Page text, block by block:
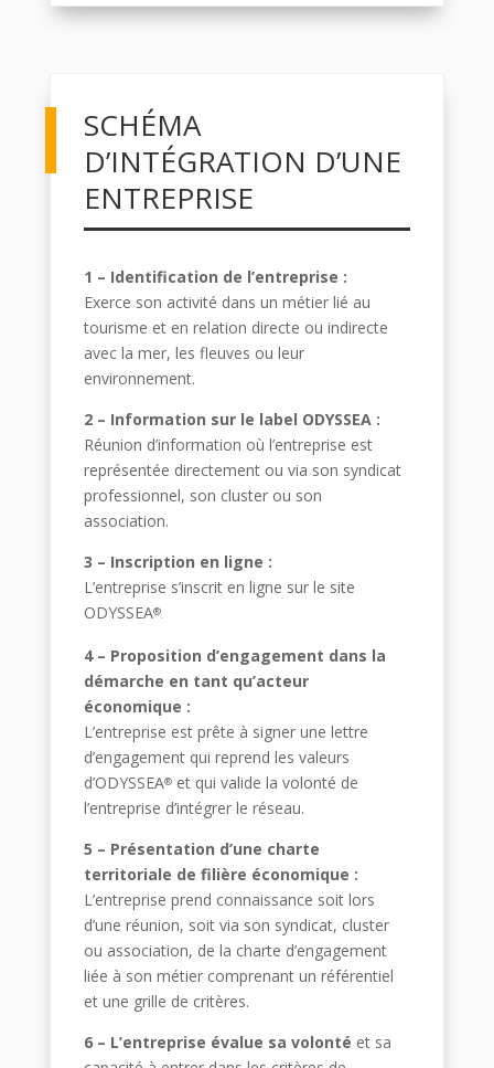
SCHÉMA
D’INTÉGRATION D’UNE
ENTREPRISE
1 – Identification de l’entreprise :
Exerce son activité dans un métier lié au
tourisme et en relation directe ou indirecte
avec la mer, les fleuves ou leur
environnement.
2 – Information sur le label ODYSSEA :
Réunion d’information où l’entreprise est
représentée directement ou via son syndicat
professionnel, son cluster ou son
association.
3 – Inscription en ligne :
L’entreprise s’inscrit en ligne sur le site
ODYSSEA®.
4 – Proposition d’engagement dans la
démarche en tant qu’acteur
économique :
L’entreprise est prête à signer une lettre
d’engagement qui reprend les valeurs
d’ODYSSEA®et qui valide la volonté de
l’entreprise d’intégrer le réseau.
5 – Présentation d’une charte
territoriale de filière économique :
L’entreprise prend connaissance soit lors
d’une réunion, soit via son syndicat, cluster
ou association, de la charte d’engagement
liée à son métier comprenant un référentiel
et une grille de critères.
6 – L’entreprise évalue sa volonté et sa